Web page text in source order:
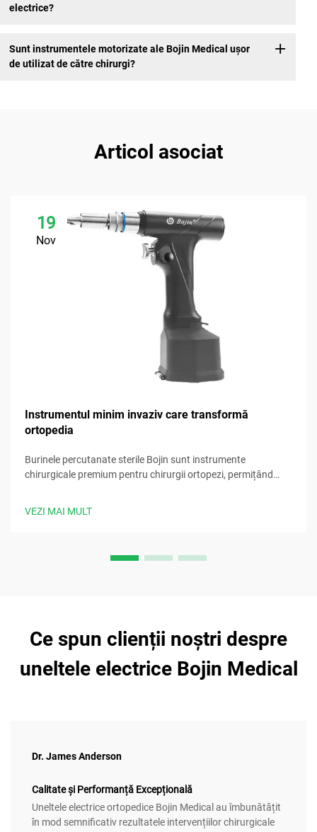
electrice?
Sunt instrumentele motorizate ale Bojin Medical ușor
de utilizat de către chirurgi?
Articol asociat
19
Nov
Instrumentul minim invaziv care transformă
ortopedia
Burinele percutanate sterile Bojin sunt instrumente
chirurgicale premium pentru chirurgii ortopezi, permițând
VEZI MAI MULT
Ce spun clienții noștri despre
uneltele electrice Bojin Medical
Dr. James Anderson
Calitate și Performanță Excepțională
Uneltele electrice ortopedice Bojin Medical au îmbunătățit
în mod semnificativ rezultatele intervențiilor chirurgicale